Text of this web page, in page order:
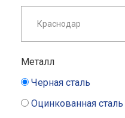
Металл
Черная сталь
Оцинкованная сталь